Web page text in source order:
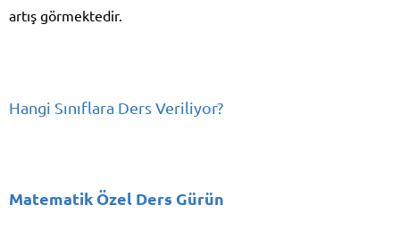
artış görmektedir.
Hangi Sınıflara Ders Veriliyor?
Matematik Özel Ders Gürün